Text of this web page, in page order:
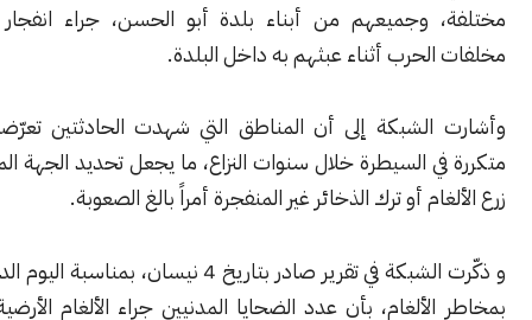
وجميعهم من أبناء بلدة أبو الحسن، جراء انفجار جسم من
أثناء عبثهم به داخل البلدة.
إلى أن المناطق التي شهدت الحادثتين تعرّضت لتبدلات
السيطرة خلال سنوات النزاع، ما يجعل تحديد الجهة المسؤولة عن
أو ترك الذخائر غير المنفجرة أمراً بالغ الصعوبة.
و ذكّرت الشبكة في تقرير صادر بتاريخ 4 نيسان، بمناسبة اليوم الدولي للتوعية
بأن عدد الضحايا المدنيين جراء الألغام الأرضية ومخلّفات